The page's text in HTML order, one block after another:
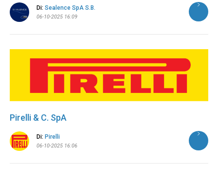
Di: Sealence SpA S.B.
06-10-2025 16:09
Pirelli & C. SpA
Di: Pirelli
06-10-2025 16:06